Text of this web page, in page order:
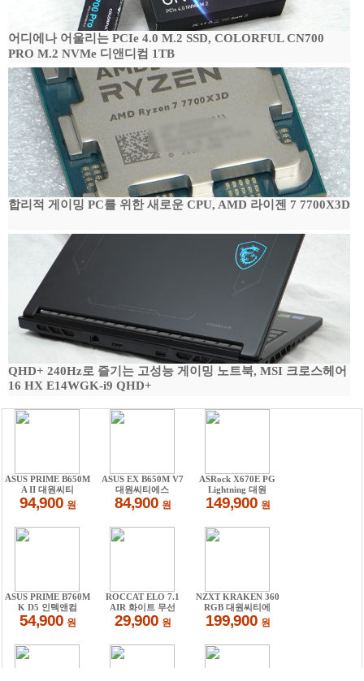
어디에나 어울리는 PCIe 4.0 M.2 SSD, COLORFUL CN700
PRO M.2 NVMe 디앤디컴 1TB
합리적 게이밍 PC를 위한 새로운 CPU, AMD 라이젠 7 7700X3D
QHD+ 240Hz로 즐기는 고성능 게이밍 노트북, MSI 크로스헤어
16 HX E14WGK-i9 QHD+